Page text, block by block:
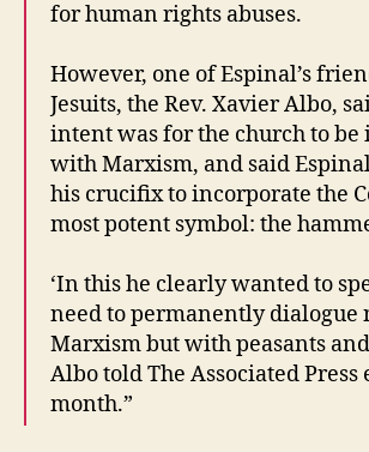
for human rights abuses.
However, one of Espinal’s
Jesuits, the Rev. Xavier Albo,
intent was for the church to be
with Marxism, and said
his crucifix to incorporate the
most potent symbol: the
‘In this he clearly wanted to
need to permanently dialogue
Marxism but with peasants
Albo told The Associated
month.”